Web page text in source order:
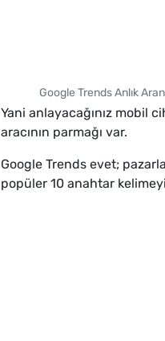
Google Trends Anlık
Yani anlayacağınız mobil
aracının parmağı var.
Google Trends evet;
popüler 10 anahtar